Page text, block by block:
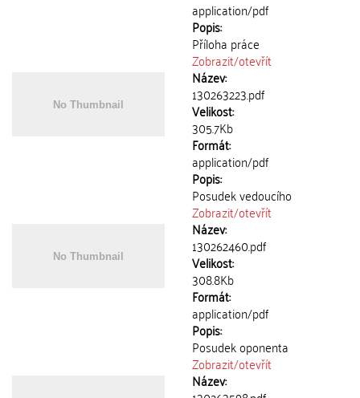
application/pdf
Popis:
Příloha práce
Zobrazit/otevřít
Název:
130263223.pdf
Velikost:
305.7Kb
Formát:
application/pdf
Popis:
Posudek vedoucího
Zobrazit/otevřít
Název:
130262460.pdf
Velikost:
308.8Kb
Formát:
application/pdf
Popis:
Posudek oponenta
Zobrazit/otevřít
Název: